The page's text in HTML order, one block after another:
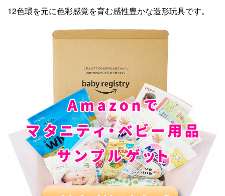
12色環を元に色彩感覚を育む感性豊かな造形玩具です。